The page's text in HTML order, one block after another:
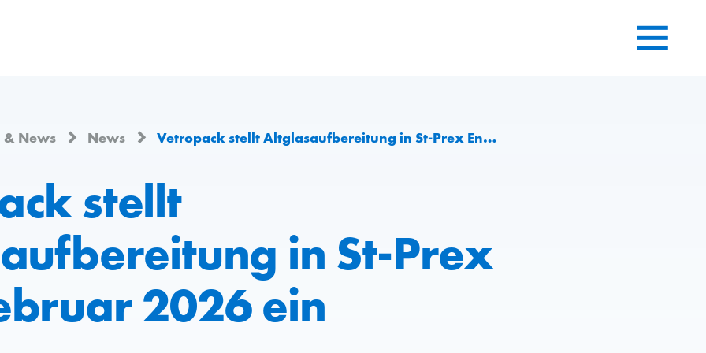
& News News Vetropack stellt Altglasaufbereitung in St-Prex Ende Februar 2026 ein
stellt
in St-Prex
2026 ein